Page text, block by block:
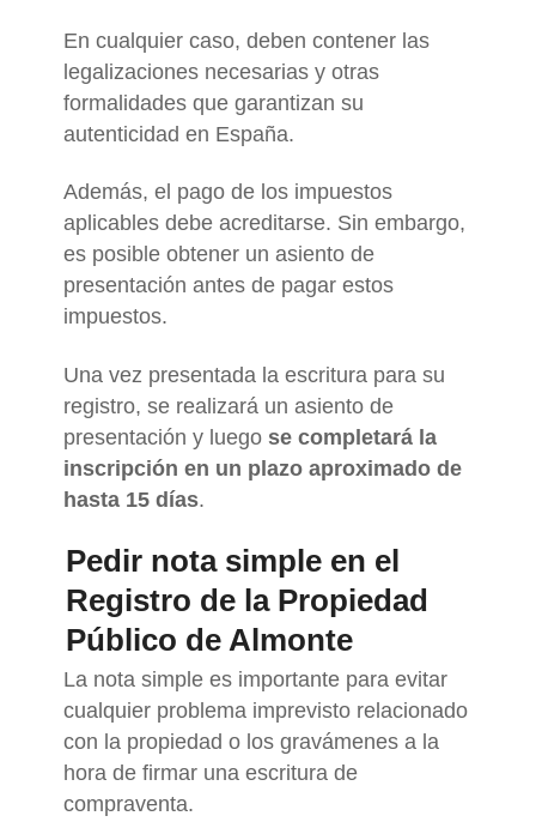
En cualquier caso, deben contener las
legalizaciones necesarias y otras
formalidades que garantizan su
autenticidad en España.
Además, el pago de los impuestos
aplicables debe acreditarse. Sin embargo,
es posible obtener un asiento de
presentación antes de pagar estos
impuestos.
Una vez presentada la escritura para su
registro, se realizará un asiento de
presentación y luego se completará la
inscripción en un plazo aproximado de
hasta 15 días.
Pedir nota simple en el
Registro de la Propiedad
Público de Almonte
La nota simple es importante para evitar
cualquier problema imprevisto relacionado
con la propiedad o los gravámenes a la
hora de firmar una escritura de
compraventa.